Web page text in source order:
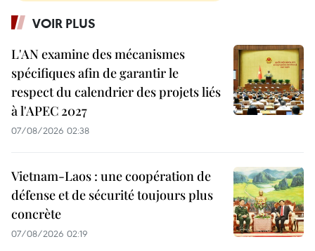
VOIR PLUS
L'AN examine des mécanismes
spécifiques afin de garantir le
respect du calendrier des projets liés
à l'APEC 2027
07/08/2026 02:38
Vietnam-Laos : une coopération de
défense et de sécurité toujours plus
concrète
07/08/2026 02:19